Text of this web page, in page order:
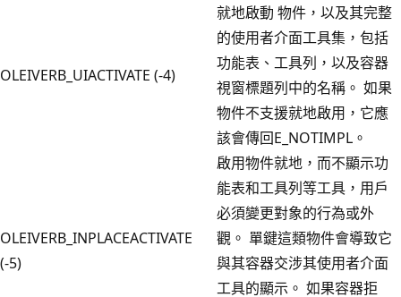
OLEIVERB_UIACTIVATE (-4)
就地啟動 物件，以及其完整
的使用者介面工具集，包括
功能表、工具列，以及容器
視窗標題列中的名稱。 如果
物件不支援就地啟用，它應
該會傳回E_NOTIMPL。
OLEIVERB_INPLACEACTIVATE
(-5)
啟用物件就地，而不顯示功
能表和工具列等工具，用戶
必須變更對象的行為或外
觀。 單鍵這類物件會導致它
與其容器交涉其使用者介面
工具的顯示。 如果容器拒